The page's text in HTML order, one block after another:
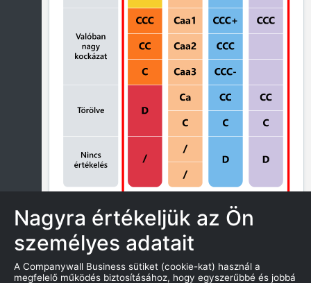
ZÁROLÁS
Nagyra értékeljük az Ön
személyes adatait
A Companywall Business sütiket (cookie-kat) használ a
megfelelő működés biztosításához, hogy egyszerűbbé és jobbá